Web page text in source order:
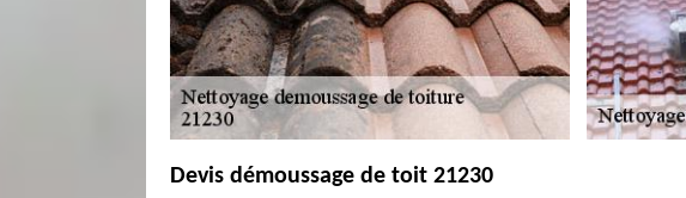
Devis démoussage de toit 21230